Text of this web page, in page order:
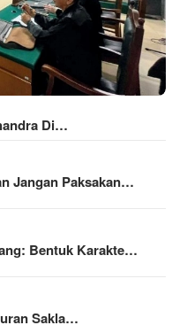
Di…
Jangan Paksakan…
Bentuk Karakte…
Sakla…